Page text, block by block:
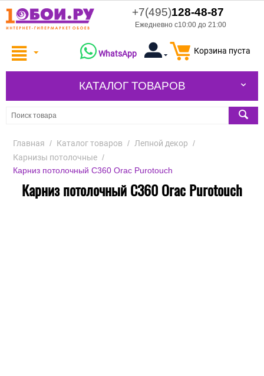
+7(495)128-48-87
Ежедневно с10:00 до 21:00
Корзина пуста
WhatsApp
КАТАЛОГ ТОВАРОВ
Главная / Каталог товаров / Лепной декор /
Карнизы потолочные /
Карниз потолочный C360 Orac Purotouch
Карниз потолочный C360 Orac Purotouch